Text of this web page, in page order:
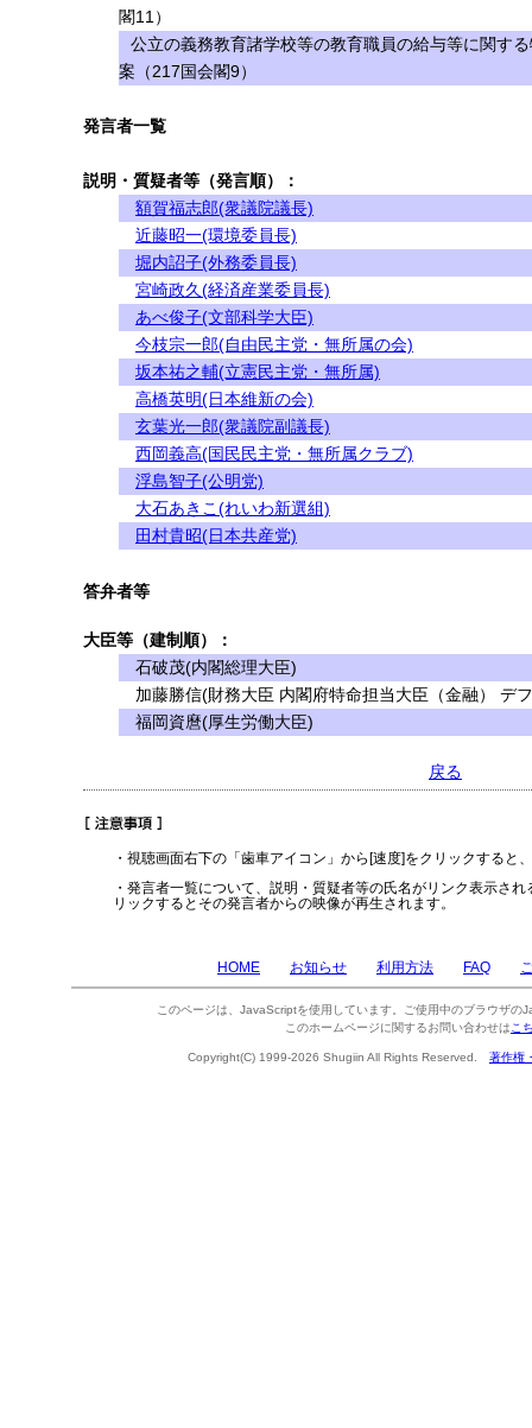
閣11）
公立の義務教育諸学校等の教育職員の給与等に関す
案（217国会閣9）
発言者一覧
説明・質疑者等（発言順）：
額賀福志郎(衆議院議長)
近藤昭一(環境委員長)
堀内詔子(外務委員長)
宮崎政久(経済産業委員長)
あべ俊子(文部科学大臣)
今枝宗一郎(自由民主党・無所属の会)
坂本祐之輔(立憲民主党・無所属)
高橋英明(日本維新の会)
玄葉光一郎(衆議院副議長)
西岡義高(国民民主党・無所属クラブ)
浮島智子(公明党)
大石あきこ(れいわ新選組)
田村貴昭(日本共産党)
答弁者等
大臣等（建制順）：
石破茂(内閣総理大臣)
加藤勝信(財務大臣 内閣府特命担当大臣（金融） デ
福岡資麿(厚生労働大臣)
戻る
・視聴画面右下の「歯車アイコン」から[速度]をクリックすると
・発言者一覧について、説明・質疑者等の氏名がリンク表示さ
リックするとその発言者からの映像が再生されます。
HOME お知らせ 利用方法 FAQ
このページは、JavaScriptを使用しています。ご使用中のブラウザの
このホームページに関するお問い合わせは こ
Copyright(C) 1999-2026 Shugiin All Rights Reserved. 著作権